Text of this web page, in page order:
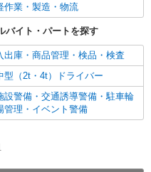
作業・製造・物流
バイト・パートを探す
出庫・商品管理・検品・検査
型（2t・4t）ドライバー
設警備・交通誘導警備・駐車輪
管理・イベント警備